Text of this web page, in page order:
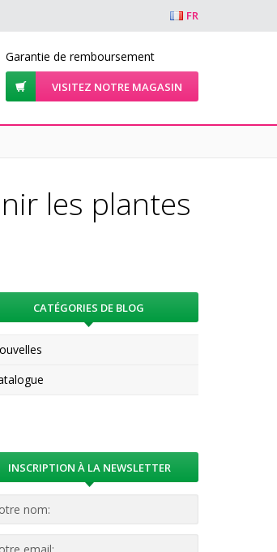
FR
Garantie de remboursement
VISITEZ NOTRE MAGASIN
les plantes
CATÉGORIES DE BLOG
INSCRIPTION À LA NEWSLETTER